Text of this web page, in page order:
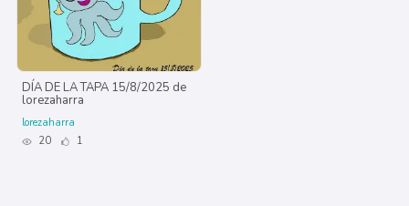
DÍA DE LA TAPA 15/8/2025 de
lorezaharra
lorezaharra
20
1